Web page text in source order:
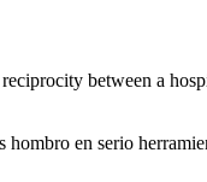
between a
en serio